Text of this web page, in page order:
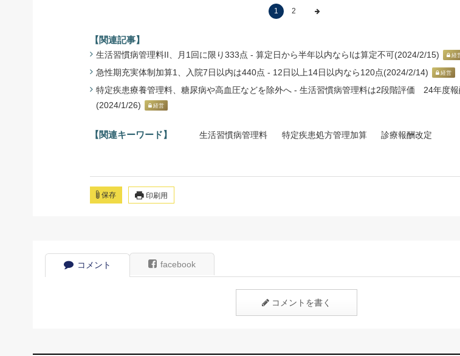
1 2
【関連記事】
生活習慣病管理料II、月1回に限り333点 - 算定日から半年以内ならIは算定不可(2024/2/15) 経
急性期充実体制加算1、入院7日以内は440点 - 12日以上14日以内なら120点(2024/2/14) 経営
特定疾患療養管理料、糖尿病や高血圧などを除外へ - 生活習慣病管理料は2段階評価 24年度報
(2024/1/26)
経営
【関連キーワード】 生活習慣病管理料 特定疾患処方管理加算 診療報酬改定
保存 印刷用
コメント facebook
コメントを書く